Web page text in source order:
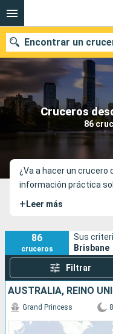
Cruceros
86
Encontrar un
Nuestros destinos
Fecha de salida
Puertos
¿Va a hacer un crucero
información práctica
+ Leer más
86
cruceros
Sus
Brisbane
Filtrar
AUSTRALIA, REINO
Grand Princess